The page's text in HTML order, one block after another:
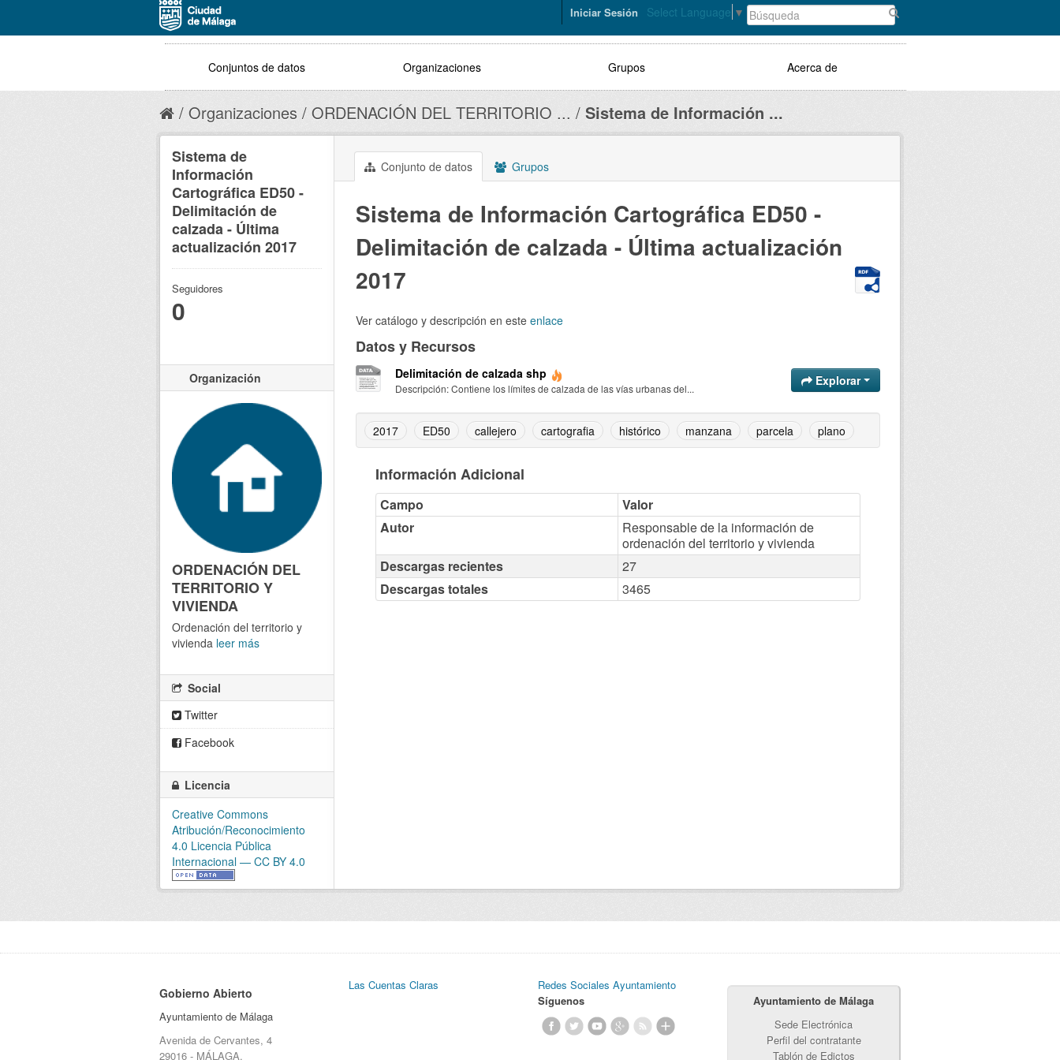
Select Language ▼
Iniciar Sesión
Conjuntos de datos Organizaciones Grupos Acerca de
Organizaciones ORDENACIÓN DEL TERRITORIO ... Sistema de Información ...
Conjunto de datos Grupos
Sistema de Información Cartográfica ED50 -
Delimitación de calzada - Última actualización
2017
Ver catálogo y descripción en este enlace
Datos y Recursos
Delimitación de calzada shp
Descripción: Contiene los límites de calzada de las vías urbanas del...
Explorar
2017 ED50 callejero cartografia histórico manzana parcela plano
Información Adicional
Campo
Valor
Autor
Responsable de la información de
ordenación del territorio y vivienda
Descargas recientes
27
Descargas totales
3465
Sistema de
Información
Cartográfica ED50 -
Delimitación de
calzada - Última
actualización 2017
Seguidores
0
Organización
ORDENACIÓN DEL
TERRITORIO Y
VIVIENDA
Ordenación del territorio y
vivienda leer más
Social
Twitter
Facebook
Licencia
Creative Commons
Atribución/Reconocimiento
4.0 Licencia Pública
Internacional — CC BY 4.0
Gobierno Abierto
Ayuntamiento de Málaga
Avenida de Cervantes, 4
29016 - MÁLAGA.
Las Cuentas Claras
Redes Sociales Ayuntamiento
Síguenos
Ayuntamiento de Málaga
Sede Electrónica
Perfil del contratante
Tablón de Edictos